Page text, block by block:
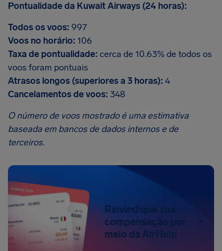
Pontualidade da Kuwait Airways (24 horas):
Todos os voos: 997
Voos no horário: 106
Taxa de pontualidade: cerca de 10.63% de todos os
voos foram pontuais
Atrasos longos (superiores a 3 horas): 4
Cancelamentos de voos: 348
O número de voos mostrado é uma estimativa
baseada em bancos de dados internos e de
terceiros.
Reivindique sua
compensação por
meio da AirHelp